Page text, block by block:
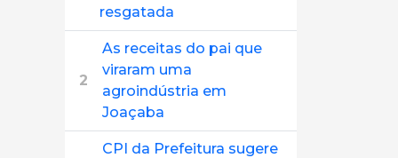
resgatada
2
As receitas do pai que
viraram uma
agroindústria em
Joaçaba
CPI da Prefeitura sugere